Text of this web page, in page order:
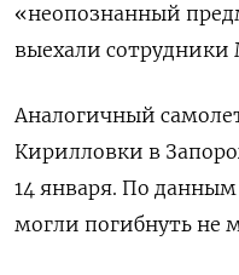
«неопознанный
выехали сотрудники
Аналогичный
Кирилловки в
14 января. По
могли погибнуть не